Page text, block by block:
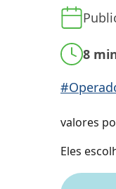
8
valores
Eles